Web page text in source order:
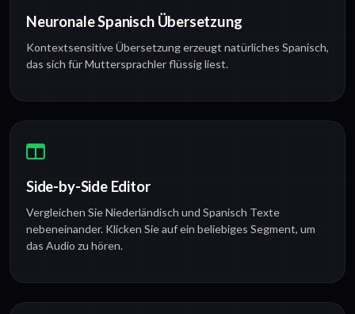
Neuronale Spanisch Übersetzung
Kontextsensitive Übersetzung erzeugt natürliches Spanisch,
das sich für Muttersprachler flüssig liest.
Side-by-Side Editor
Vergleichen Sie Niederländisch und Spanisch Texte
nebeneinander. Klicken Sie auf ein beliebiges Segment, um
das Audio zu hören.